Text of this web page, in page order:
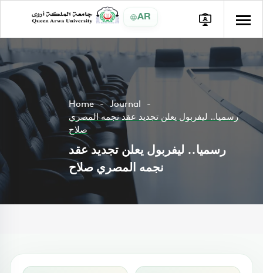
AR
Home
Journal
رسميا.. ليفربول يعلن تجديد عقد نجمه المصري
صلاح
رسميا.. ليفربول يعلن تجديد عقد
نجمه المصري صلاح